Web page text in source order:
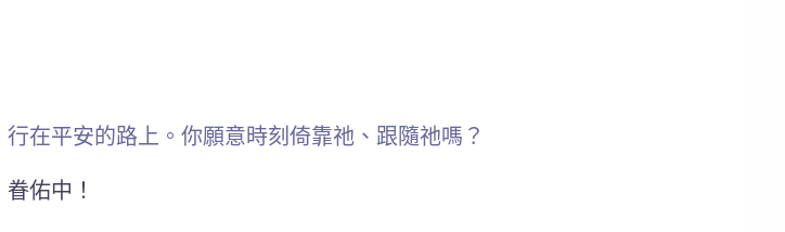
在平安的路上。你願意時刻倚靠祂、跟隨祂嗎？
佑中！